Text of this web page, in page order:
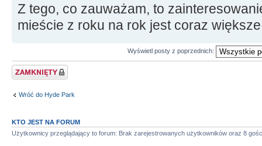
Z tego, co zauważam, to
mieście z roku na rok jest coraz
Wyświetl posty z poprzednich:
Zablokowany temat
Wróć do Hyde Park
KTO JEST NA FORUM
Użytkownicy przeglądający to forum: Brak zarejestrowanych użytkowników oraz 8